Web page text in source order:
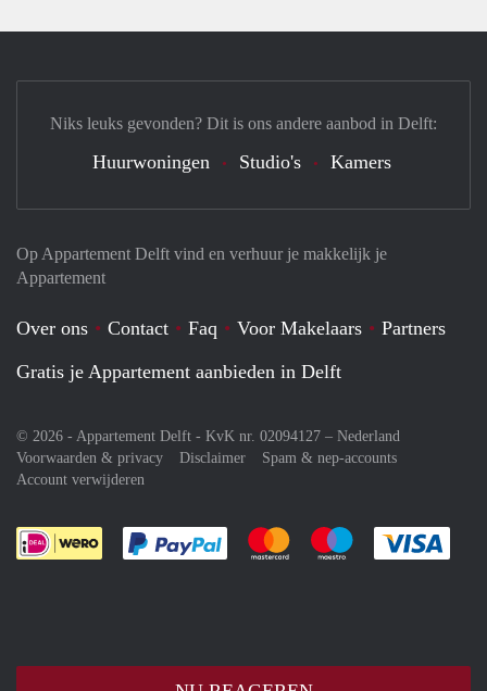
Op Appartement Delft vind en verhuur je makkelijk je
Appartement
Over ons Contact Faq Voor Makelaars
Partners
Gratis je Appartement aanbieden in Delft
© 2026 - Appartement Delft - KvK nr. 02094127 – Nederland
Voorwaarden & privacy
Disclaimer
Spam & nep-accounts
Account verwijderen
Je rekent gemakkelijk af met Paypal
Je rekent gemakkelijk af met
Je rekent
Niks leuks gevonden? Dit is ons andere aanbod in Delft:
Huurwoningen Studio's Kamers